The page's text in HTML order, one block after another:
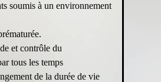
soumis à un environnement
et contrôle du
tous les temps
de la durée de vie